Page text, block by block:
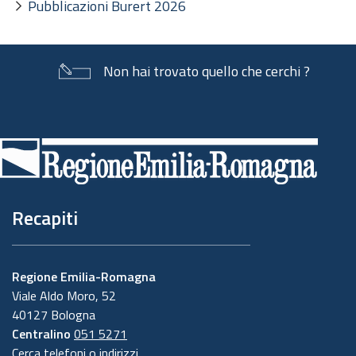
Pubblicazioni Burert 2026
Non hai trovato quello che cerchi ?
di
pagina
Recapiti
Regione Emilia-Romagna
Viale Aldo Moro, 52
40127 Bologna
Centralino 051 5271